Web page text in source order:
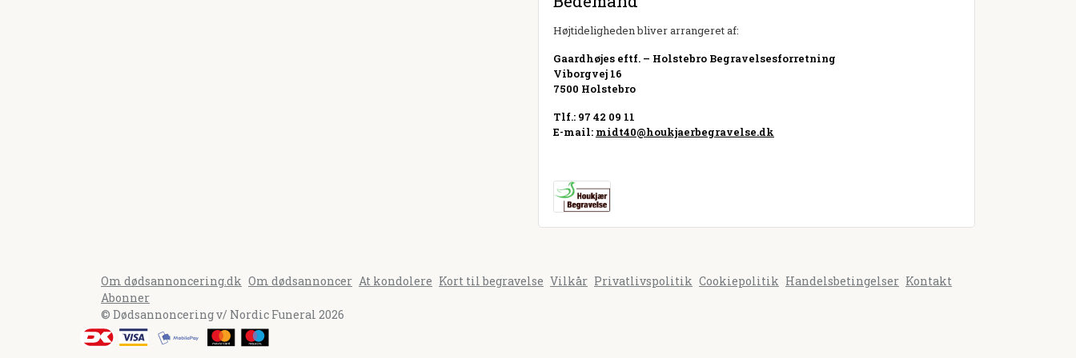
Højtideligheden bliver arrangeret af:
Gaardhøjes eftf. – Holstebro Begravelsesforretning
Viborgvej 16
7500 Holstebro
Tlf.: 97 42 09 11
E-mail: midt40@houkjaerbegravelse.dk
Om dødsannoncering.dk Om dødsannoncer At kondolere Kort til begravelse Vilkår Privatlivspolitik Cookiepolitik Handelsbetingelser Kontakt
Abonner
© Dødsannoncering v/ Nordic Funeral 2026